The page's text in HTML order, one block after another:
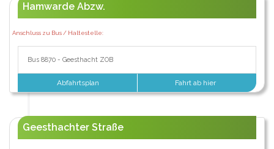
Hamwarde Abzw.
Anschluss zu Bus / Haltestelle:
Bus 8870 - Geesthacht ZOB
Abfahrtsplan Fahrt ab hier
Geesthachter Straße